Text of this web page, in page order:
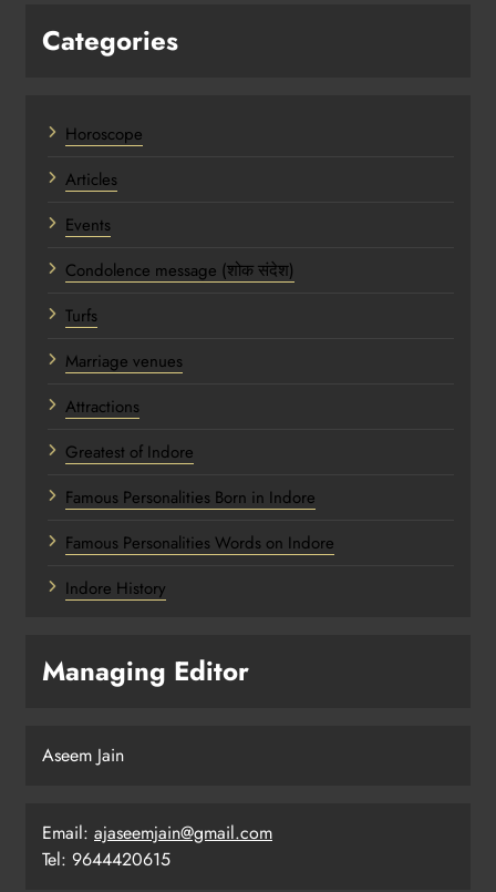
Categories
Horoscope
Articles
Events
Condolence message (शोक संदेश)
Turfs
Marriage venues
Attractions
Greatest of Indore
Famous Personalities Born in Indore
Famous Personalities Words on Indore
Indore History
Managing Editor
Aseem Jain
Email: ajaseemjain@gmail.com
Tel: 9644420615